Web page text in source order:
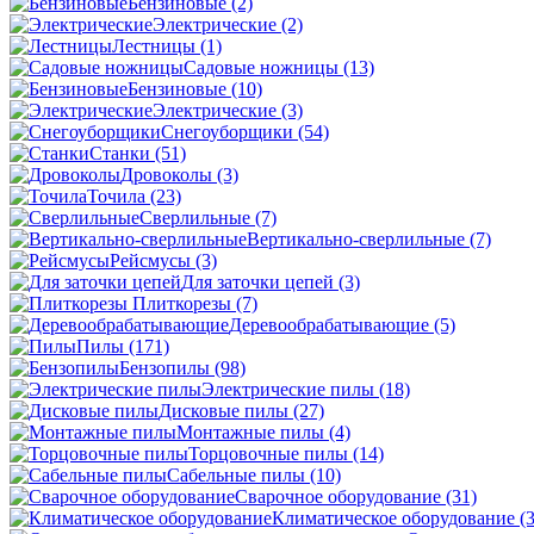
Электрические (2)
Лестницы (1)
Садовые ножницы (13)
Бензиновые (10)
Электрические (3)
Снегоуборщики (54)
Станки (51)
Дровоколы (3)
Точила (23)
Сверлильные (7)
Вертикально-сверлильные (7)
Рейсмусы (3)
Для заточки цепей (3)
Плиткорезы (7)
Деревообрабатывающие (5)
Пилы (171)
Бензопилы (98)
Электрические пилы (18)
Дисковые пилы (27)
Монтажные пилы (4)
Торцовочные пилы (14)
Сабельные пилы (10)
Сварочное оборудование (31)
Климатическое оборудование